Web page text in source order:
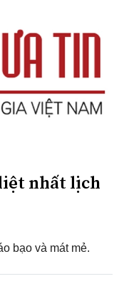
nhất lịch
bạo và mát mẻ.